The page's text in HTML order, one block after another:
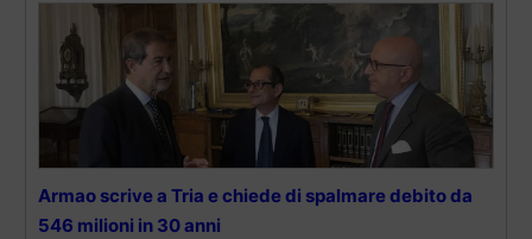
Armao scrive a Tria e chiede di spalmare debito da
546 milioni in 30 anni